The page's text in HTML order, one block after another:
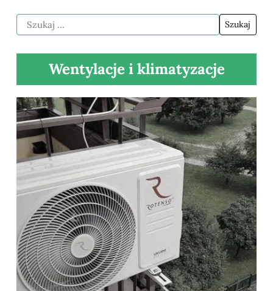
Wentylacje i klimatyzacje